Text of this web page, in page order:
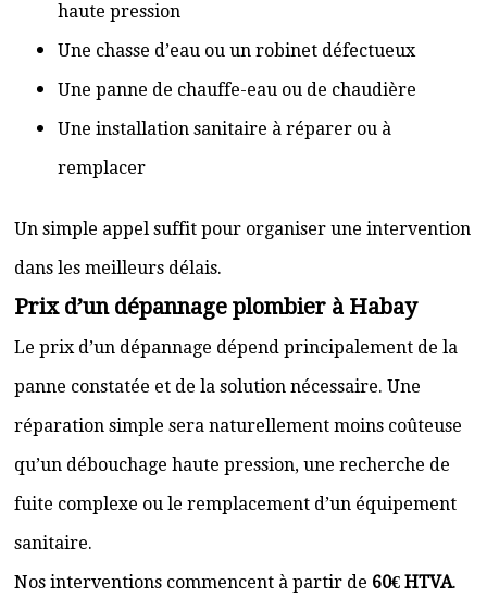
haute pression
Une chasse d’eau ou un robinet défectueux
Une panne de chauffe-eau ou de chaudière
Une installation sanitaire à réparer ou à
remplacer
Un simple appel suffit pour organiser une intervention
dans les meilleurs délais.
Prix d’un dépannage plombier à Habay
Le prix d’un dépannage dépend principalement de la
panne constatée et de la solution nécessaire. Une
réparation simple sera naturellement moins coûteuse
qu’un débouchage haute pression, une recherche de
fuite complexe ou le remplacement d’un équipement
sanitaire.
Nos interventions commencent à partir de 60€ HTVA.